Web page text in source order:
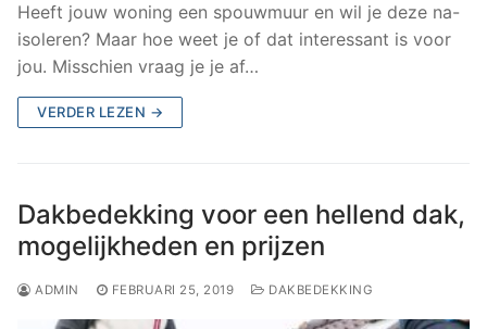
Heeft jouw woning een spouwmuur en wil je deze na-
isoleren? Maar hoe weet je of dat interessant is voor
jou. Misschien vraag je je af…
VERDER LEZEN →
Dakbedekking voor een hellend dak,
mogelijkheden en prijzen
ADMIN FEBRUARI 25, 2019 DAKBEDEKKING